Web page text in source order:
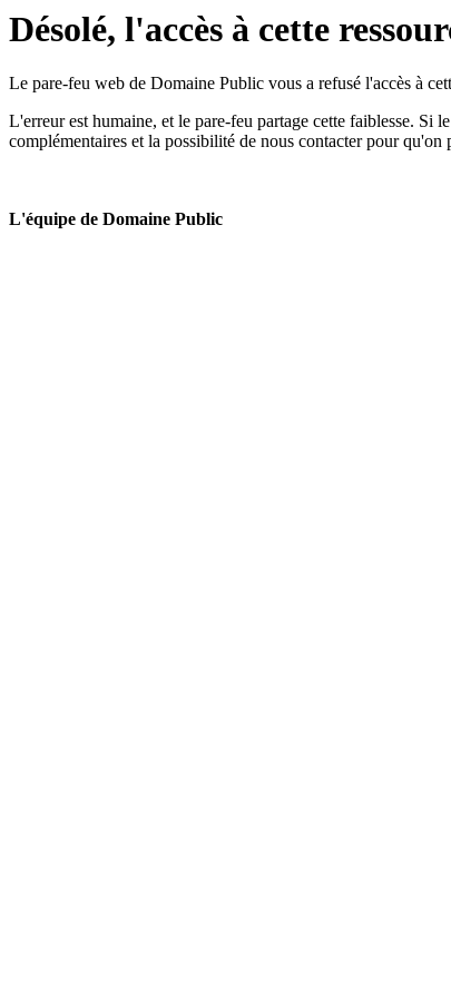
Désolé, l'accès à cette
Le pare-feu web de Domaine Public vous a refusé l'accès à
L'erreur est humaine, et le pare-feu partage cette faiblesse. Si
complémentaires et la possibilité de nous contacter pour qu'on
L'équipe de Domaine Public